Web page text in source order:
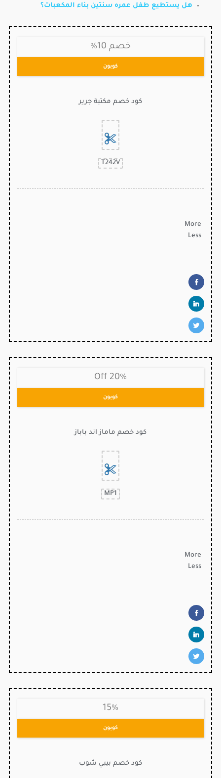
هل يستطيع طفل عمره سنتين بناء المكعبات؟
خصم 10%
كوبون
كود خصم مكتبة جرير
T242V
More
Less
20% Off
كوبون
كود خصم ماماز اند باباز
MP1
More
Less
15%
كوبون
كود خصم بيبي شوب